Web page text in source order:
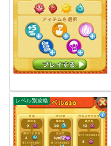
レベル別攻略